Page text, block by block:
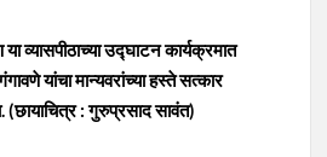
व्यासपीठाच्या उद्घाटन कार्यक्रमात
यांचा मान्यवरांच्या हस्ते सत्कार
: गुरुप्रसाद सावंत)